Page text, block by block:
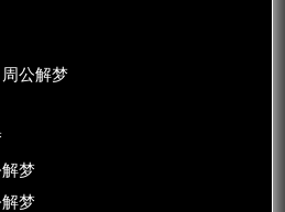
公解梦
梦
梦